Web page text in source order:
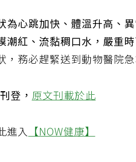
為心跳加快、體溫升高、
潮紅、流黏稠口水，嚴重
務必趕緊送到動物醫院急
登，原文刊載於此
進入【NOW健康】